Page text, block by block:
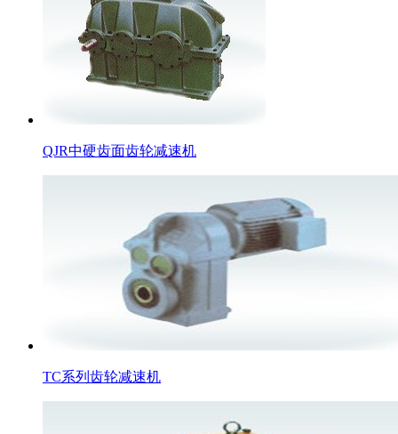
QJR中硬齿面齿轮减速机
TC系列齿轮减速机